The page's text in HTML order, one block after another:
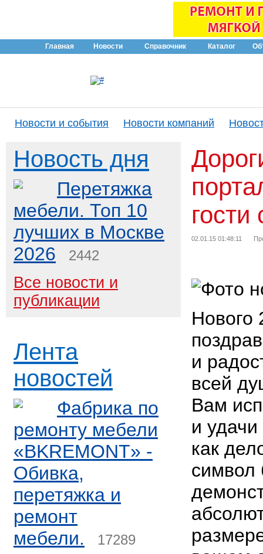
Главная Новости Справочник Каталог
Новости и события Новости компаний
Новость дня
Перетяжка
мебели. Топ 10
лучших в Москве
2026
2442
Все новости и
публикации
Лента
новостей
Фабрика по
ремонту мебели
«BKREMONT» -
Обивка,
перетяжка и
ремонт
мебели.
17289
гости
02.01.15 01:48:11
Нового
и
всей
Вам
и
как
символ